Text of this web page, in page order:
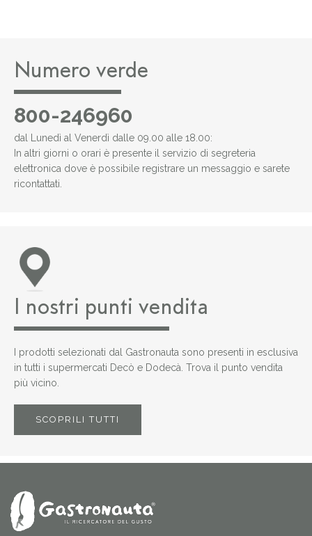
Numero verde
800-246960
dal Lunedì al Venerdì dalle 09.00 alle 18.00:
In altri giorni o orari è presente il servizio di segreteria
elettronica dove è possibile registrare un messaggio e sarete
ricontattati.
I nostri punti vendita
I prodotti selezionati dal Gastronauta sono presenti in esclusiva
in tutti i supermercati Decò e Dodecà. Trova il punto vendita
più vicino.
SCOPRILI TUTTI